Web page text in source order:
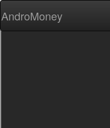
AndroMoney